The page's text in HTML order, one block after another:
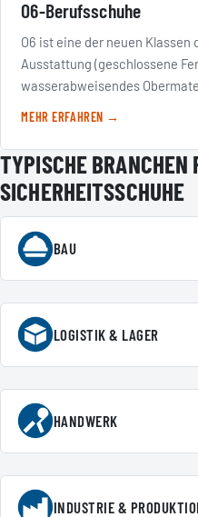
O6-Berufsschuhe
O6 ist eine der neuen Klassen
Ausstattung (geschlossene
wasserabweisendes
MEHR ERFAHREN →
TYPISCHE BRANCHEN
SICHERHEITSSCHUHE
BAU
LOGISTIK & LAGER
HANDWERK
INDUSTRIE &